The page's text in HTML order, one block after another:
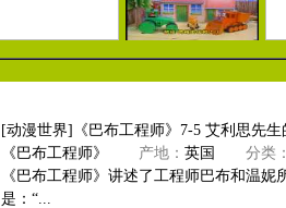
[动漫世界]《巴布工程师》7-5 艾利思先生
《巴布工程师》 产地： 英国
分类
《巴布工程师》讲述了工程师巴布和温
是：“...